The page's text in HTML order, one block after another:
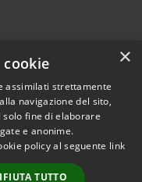
© 2026 • Comune di
• Accesso
×
assimilati strettamente
navigazione del sito,
solo fine di elaborare
e anonime.
policy al seguente link
TUTTO